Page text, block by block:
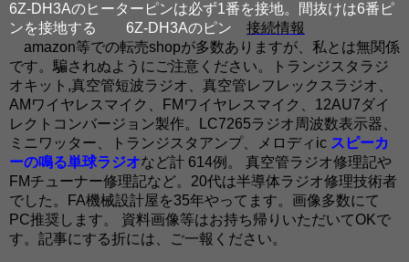
6Z-DH3Aのヒーターピンは必ず1番を接地。間抜けは6番ピ
ンを接地する
6Z-DH3Aのピン 接続情報
amazon等での転売shopが多数ありますが、私とは無関係
です。騙されぬようにご注意ください。トランジスタラジ
オキット,真空管短波ラジオ、真空管レフレックスラジオ、
AMワイヤレスマイク、FMワイヤレスマイク、12AU7ダイ
レクトコンバージョン製作。LC7265ラジオ周波数表示器、
ミニワッター、トランジスタアンプ、メロディic スピーカ
ーの鳴る単球ラジオなど計 614例。 真空管ラジオ修理記や
FMチューナー修理記など。20代は半導体ラジオ修理技術者
でした。FA機械設計屋を35年やってます。画像多数にて
PC推奨します。 資料画像等はお持ち帰りいただいてOKで
す。記事にする折には、ご一報ください。